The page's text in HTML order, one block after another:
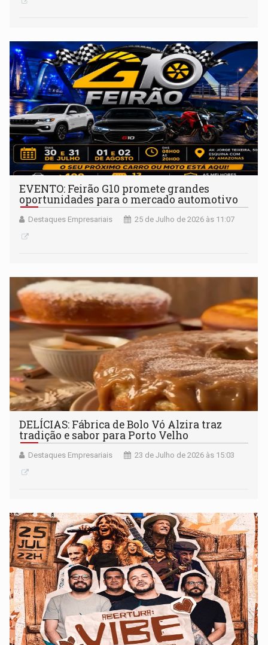
EVENTO: Feirão G10 promete grandes
oportunidades para o mercado automotivo
Destaques Empresariais 25 de Julho de 2026 às 11:07
DELÍCIAS: Fábrica de Bolo Vó Alzira traz
tradição e sabor para Porto Velho
Destaques Empresariais 23 de Julho de 2026 às 15:03